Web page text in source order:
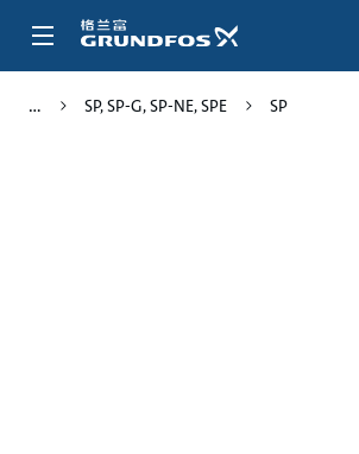
SP, SP-G, SP-NE, SPE SP